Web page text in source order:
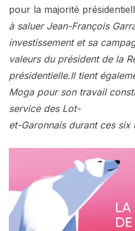
pour la majorité
à saluer Jean-François
investissement et sa
valeurs du président de la
présidentielle.Il tient
Moga pour son travail
service des Lot-
et-Garonnais durant ces six